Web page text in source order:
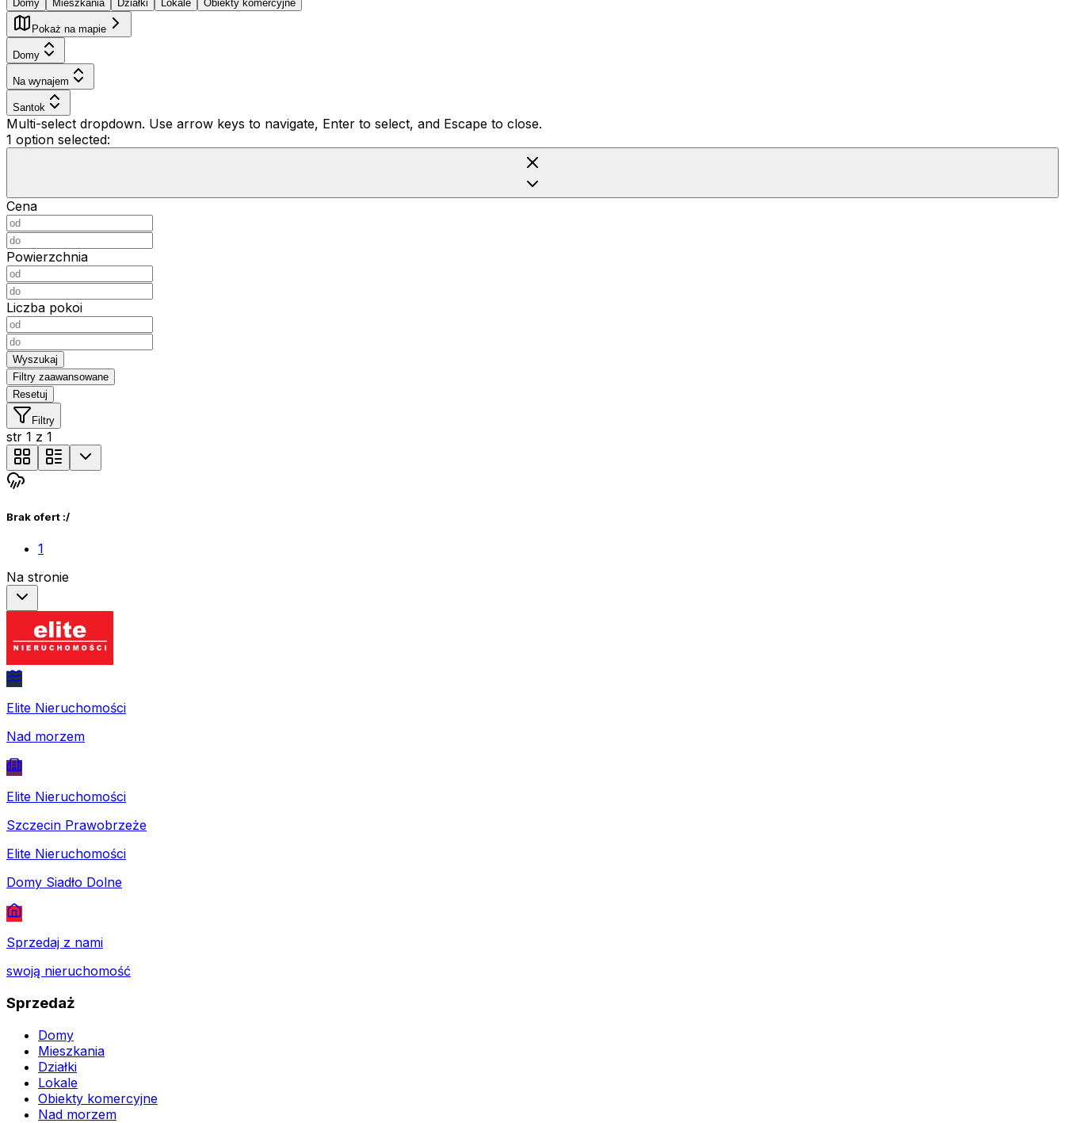
Domy Mieszkania Działki Lokale Obiekty komercyjne
Pokaż na mapie
Domy
Na wynajem
Santok
Multi-select dropdown. Use arrow keys to navigate, Enter to select, and Escape to close.
1 option selected:
Cena
Powierzchnia
Liczba pokoi
Wyszukaj
Filtry zaawansowane
Resetuj
Filtry
str 1 z 1
Brak ofert :/
1
Na stronie
Elite Nieruchomości
Nad morzem
Elite Nieruchomości
Szczecin Prawobrzeże
Elite Nieruchomości
Domy Siadło Dolne
Sprzedaj z nami
swoją nieruchomość
Sprzedaż
Domy
Mieszkania
Działki
Lokale
Obiekty komercyjne
Nad morzem